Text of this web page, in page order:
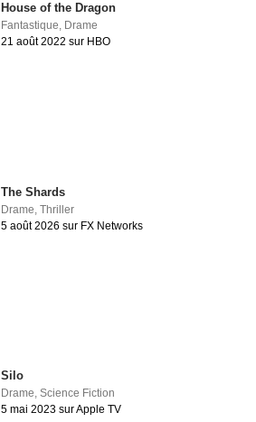
House of the Dragon
Fantastique, Drame
21 août 2022 sur HBO
The Shards
Drame ,Thriller
5 août 2026 sur FX Networks
Silo
Drame,Science Fiction
5 mai 2023 sur Apple TV